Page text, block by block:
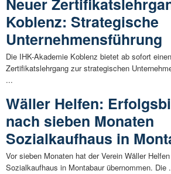
Neuer
Koblenz: Strategische
Unternehmensführung
Die IHK-Akademie Koblenz bietet ab sofort
Zertifikatslehrgang zur strategischen
...
Wäller Helfen:
nach sieben Monaten
Sozialkaufhaus in
Vor sieben Monaten hat der Verein Wäller
Sozialkaufhaus in Montabaur übernommen. Die